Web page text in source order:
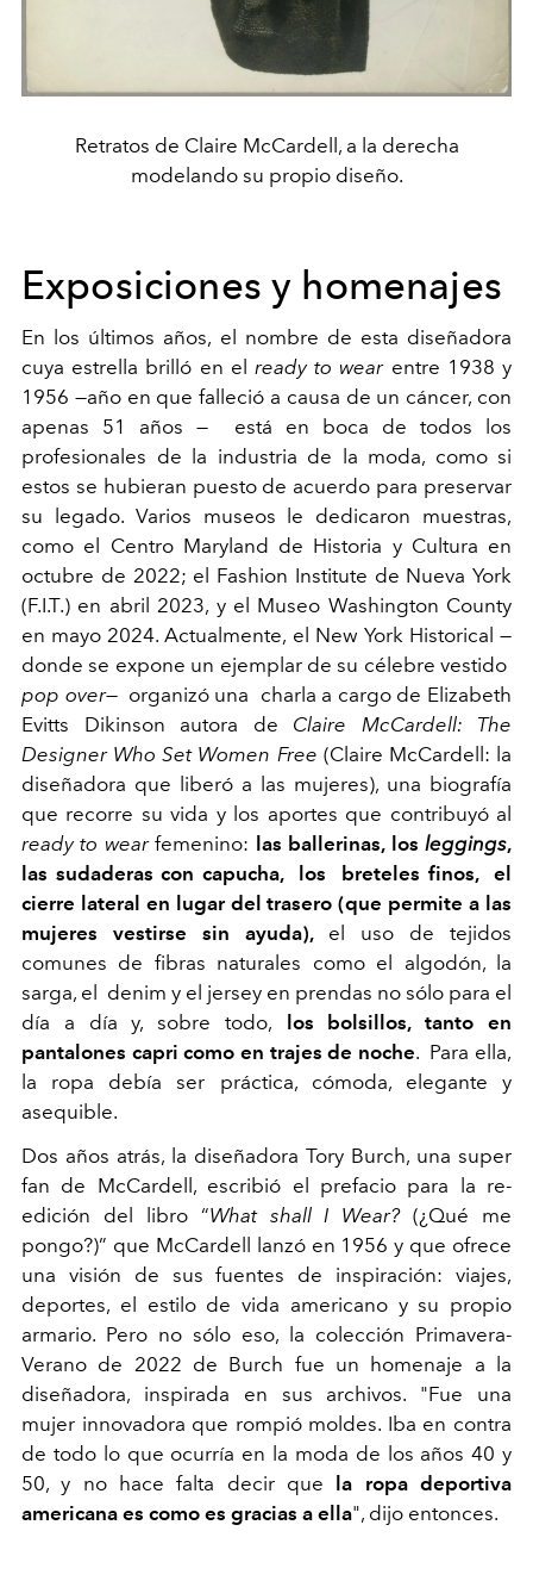
Retratos de Claire McCardell, a la derecha
modelando su propio diseño.
Exposiciones y homenajes
En los últimos años, el nombre de esta diseñadora
cuya estrella brilló en el ready to wear entre 1938 y
1956 —año en que falleció a causa de un cáncer, con
apenas 51 años — está en boca de todos los
profesionales de la industria de la moda, como si
estos se hubieran puesto de acuerdo para preservar
su legado. Varios museos le dedicaron muestras,
como el Centro Maryland de Historia y Cultura en
octubre de 2022; el Fashion Institute de Nueva York
(F.I.T.) en abril 2023, y el Museo Washington County
en mayo 2024. Actualmente, el New York Historical —
donde se expone un ejemplar de su célebre vestido
pop over—organizó una charla a cargo de Elizabeth
Evitts Dikinson autora de
Claire McCardell: The
Designer Who Set Women Free (Claire McCardell: la
diseñadora que liberó a las mujeres), una biografía
que recorre su vida y los aportes que contribuyó al
ready to wearfemenino: las ballerinas, losleggings,
las sudaderas con capucha, los breteles finos, el
cierre lateral en lugar del trasero (que permite a las
mujeres vestirse sin ayuda),el uso de tejidos
comunes de fibras naturales como el algodón, la
sarga, el denim y el jersey en prendas no sólo para el
día a día y, sobre todo, los bolsillos, tanto en
pantalones capri como en trajes de noche. Para ella,
la ropa debía ser práctica, cómoda, elegante y
asequible.
Dos años atrás, la diseñadora Tory Burch, una super
fan de McCardell, escribió el prefacio para la re-
edición del libro “What shall I Wear?(¿Qué me
pongo?)” que McCardell lanzó en 1956 y que ofrece
una visión de sus fuentes de inspiración: viajes,
deportes, el estilo de vida americano y su propio
armario. Pero no sólo eso, la colección Primavera-
Verano de 2022 de Burch fue un homenaje a la
diseñadora, inspirada en sus archivos. "Fue una
mujer innovadora que rompió moldes. Iba en contra
de todo lo que ocurría en la moda de los años 40 y
50, y no hace falta decir que la ropa deportiva
americana es como es gracias a ella", dijo entonces.